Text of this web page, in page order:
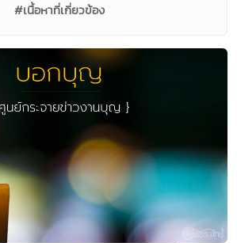
#เนื้อหาที่เกี่ยวข้อง